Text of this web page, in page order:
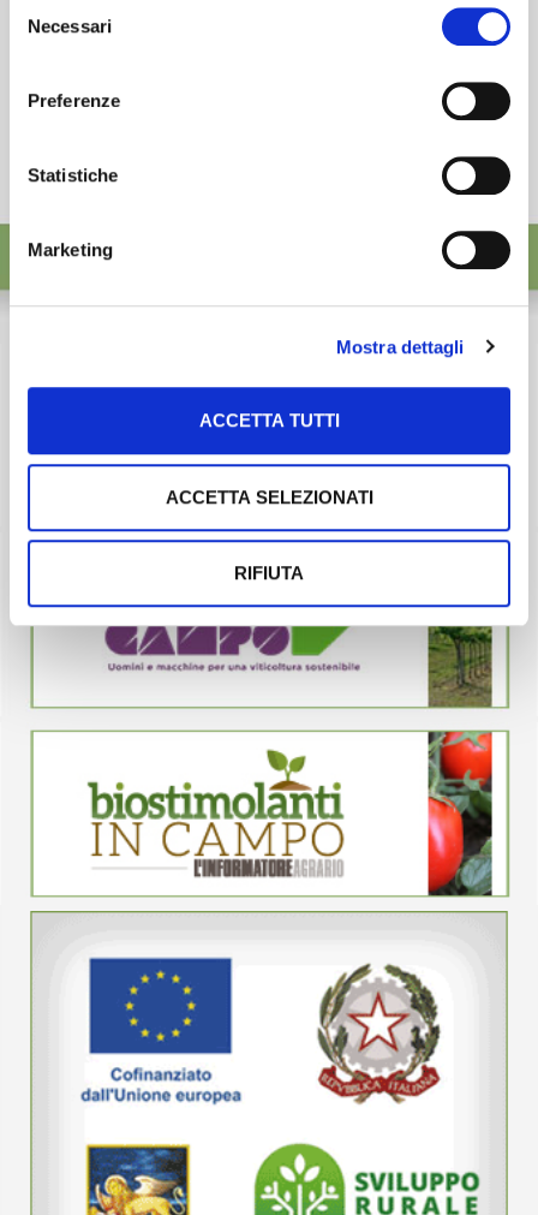
desideri accettare e cliccando ACCETTA SELEZIONATI.
delNecessari
Preferenze
Statistiche
Marketing
Mostra dettagli
ACCETTA TUTTI
ACCETTA SELEZIONATI
RIFIUTA